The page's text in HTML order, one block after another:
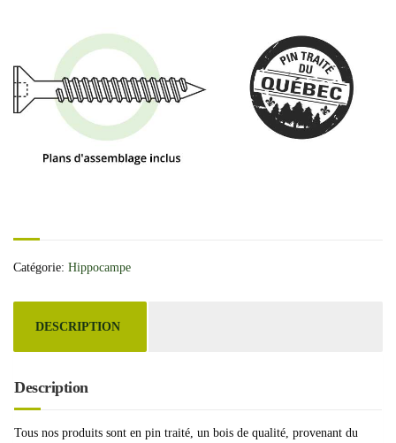
Catégorie: Hippocampe
DESCRIPTION
Description
Tous nos produits sont en pin traité, un bois de qualité, provenant du